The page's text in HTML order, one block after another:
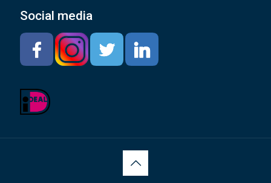
Social media